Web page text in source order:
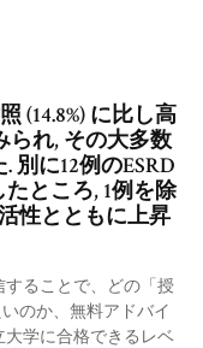
(14.8%) に比し高
られ, その大多数
別に12例のESRD
ところ, 1例を除
性とともに上昇
ることで、どの「授
のか、無料アドバイ
学に合格できるレベ